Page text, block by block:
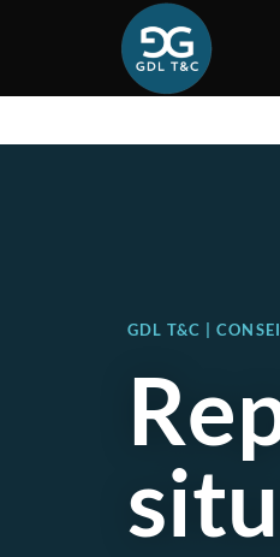
GDL T&C |